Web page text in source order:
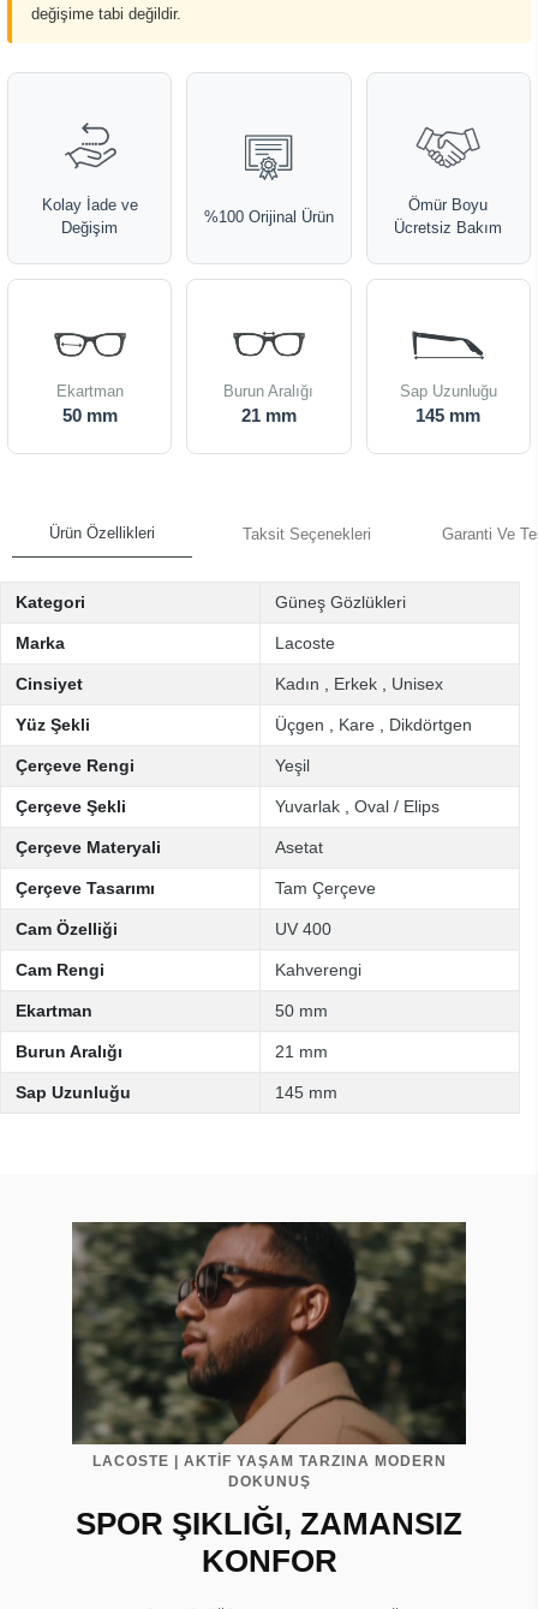
değişime tabi değildir.
Kolay İade ve
Değişim
%100 Orijinal Ürün
Ömür Boyu
Ücretsiz Bakım
Ekartman
50 mm
Burun Aralığı
21 mm
Sap Uzunluğu
145 mm
Ürün Özellikleri Taksit Seçenekleri Garanti Ve
Kategori Güneş Gözlükleri
Marka Lacoste
Cinsiyet Kadın Erkek Unisex
Yüz Şekli Üçgen Kare Dikdörtgen
Çerçeve Rengi Yeşil
Çerçeve Şekli Yuvarlak Oval / Elips
Çerçeve Materyali Asetat
Çerçeve Tasarımı Tam Çerçeve
Cam Özelliği UV 400
Cam Rengi Kahverengi
Ekartman 50 mm
Burun Aralığı 21 mm
Sap Uzunluğu 145 mm
LACOSTE | AKTİF YAŞAM TARZINA MODERN
DOKUNUŞ
SPOR ŞIKLIĞI, ZAMANSIZ
KONFOR